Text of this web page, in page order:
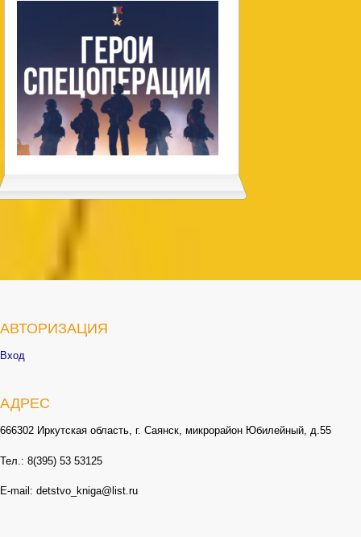
АВТОРИЗАЦИЯ
Вход
АДРЕС
666302 Иркутская область, г. Саянск, микрорайон Юбилейный, д.55
Тел.: 8(395) 53 53125
E-mail: detstvo_kniga@list.ru